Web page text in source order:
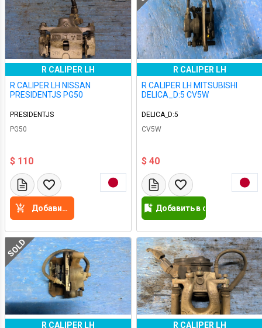
R CALIPER LH
R CALIPER LH NISSAN
PRESIDENTJS PG50
PRESIDENTJS
PG50
$ 110
Добавить в корзину
R CALIPER LH
R CALIPER LH MITSUBISHI
DELICA_D:5 CV5W
DELICA_D:5
CV5W
$ 40
Добавить в список
SOLD
R CALIPER LH R CALIPER LH